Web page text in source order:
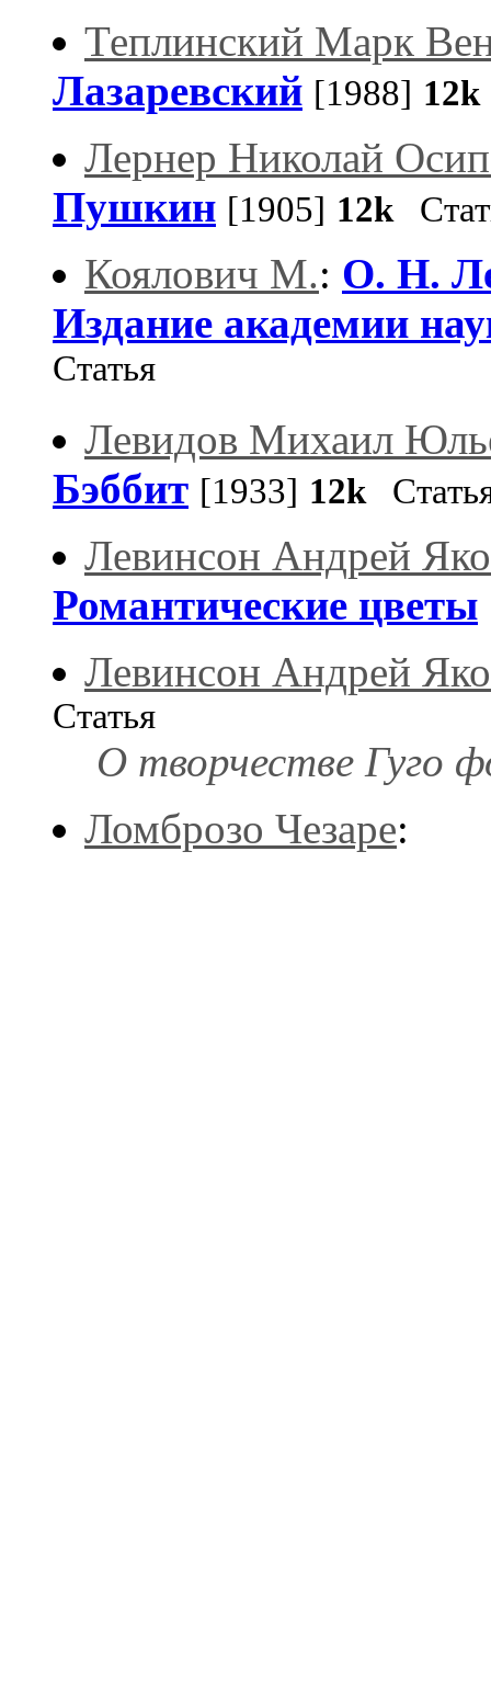
Теплинский Марк
Лазаревский [1988] 12k
Лернер Николай
Пушкин [1905] 12k
Коялович М.: О. Н.
Издание академии
Статья
Левидов Михаил
Бэббит [1933] 12k
Левинсон Андрей
Романтические цветы
Левинсон Андрей
Статья
О творчестве Гуго
Ломброзо Чезаре: